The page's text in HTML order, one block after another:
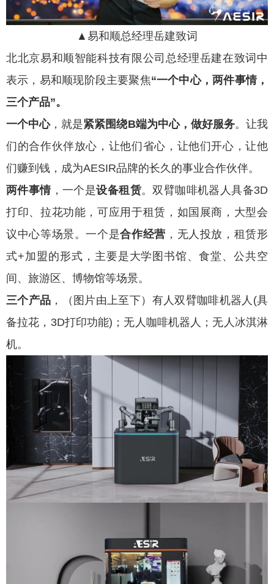
▲易和顺总经理岳建致词
北北京易和顺智能科技有限公司总经理岳建在致词中
表示，易和顺现阶段主要聚焦“一个中心，两件事情，
三个产品”。
一个中心，就是紧紧围绕B端为中心，做好服务。让我
们的合作伙伴放心，让他们省心，让他们开心，让他
们赚到钱，成为AESIR品牌的长久的事业合作伙伴。
两件事情，一个是设备租赁。双臂咖啡机器人具备3D
打印、拉花功能，可应用于租赁，如国展商，大型会
议中心等场景。一个是合作经营 ，无人投放，租赁形
式+加盟的形式，主要是大学图书馆、食堂、公共空
间、旅游区、博物馆等场景。
三个产品 ，（图片由上至下）有人双臂咖啡机器人(具
备拉花，3D打印功能)；无人咖啡机器人；无人冰淇淋
机。